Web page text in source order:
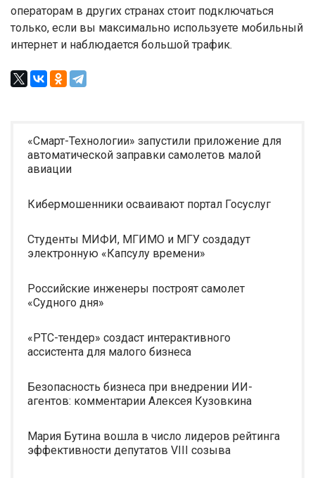
операторам в других странах стоит подключаться
только, если вы максимально используете мобильный
интернет и наблюдается большой трафик.
«Смарт-Технологии» запустили приложение для
автоматической заправки самолетов малой
авиации
Кибермошенники осваивают портал Госуслуг
Студенты МИФИ, МГИМО и МГУ создадут
электронную «Капсулу времени»
Российские инженеры построят самолет
«Судного дня»
«РТС-тендер» создаст интерактивного
ассистента для малого бизнеса
Безопасность бизнеса при внедрении ИИ-
агентов: комментарии Алексея Кузовкина
Мария Бутина вошла в число лидеров рейтинга
эффективности депутатов VIII созыва